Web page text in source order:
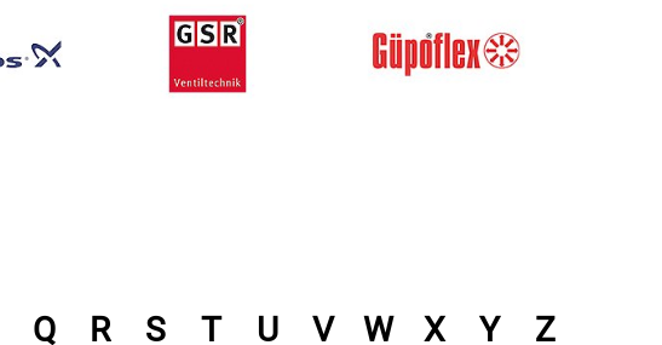
Q R S T U V W X Y Z